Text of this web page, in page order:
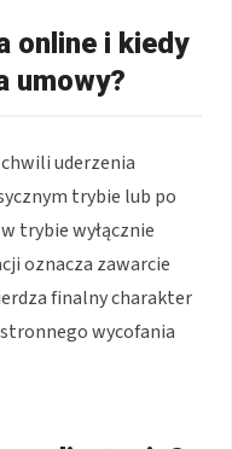
online i kiedy
umowy?
uderzenia
trybie lub po
trybie wyłącznie
oznacza zawarcie
finalny charakter
wycofania